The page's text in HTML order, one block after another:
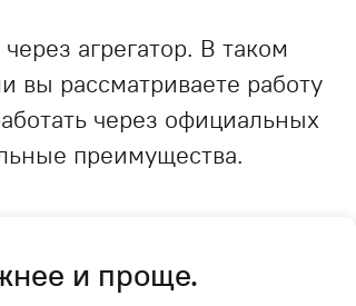
агрегатор. В таком
вы рассматриваете работу
через официальных
преимущества.
и проще.